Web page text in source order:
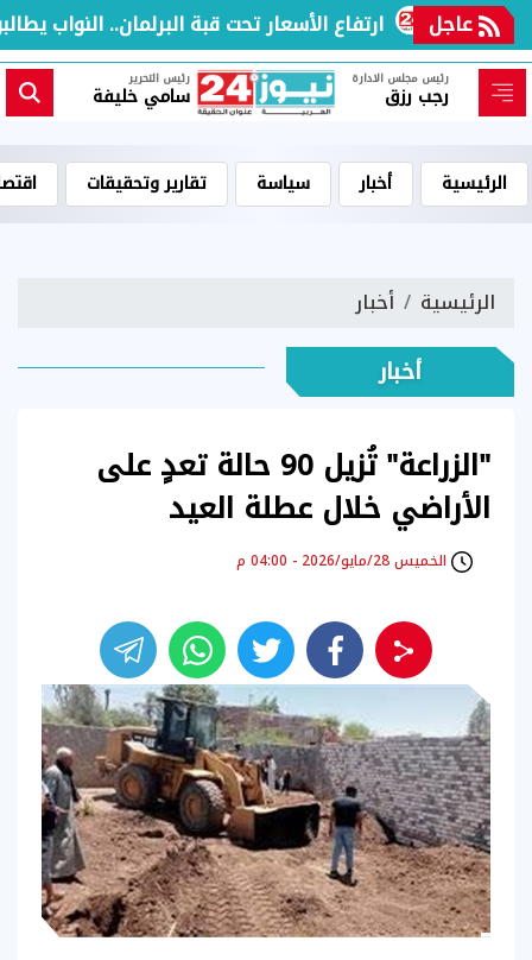
عاجل ارتفاع الأسعار تحت قبة البرلمان.. النواب
رئيس مجلس الادارة
رجب رزق
رئيس التحرير
سامي خليفة
الرئيسية أخبار سياسة تقارير وتحقيقات
الرئيسية أخبار
أخبار
"الزراعة" تُزيل 90 حالة تعدٍ على
الأراضي خلال عطلة العيد
الخميس 28/مايو/2026 - 04:00 م